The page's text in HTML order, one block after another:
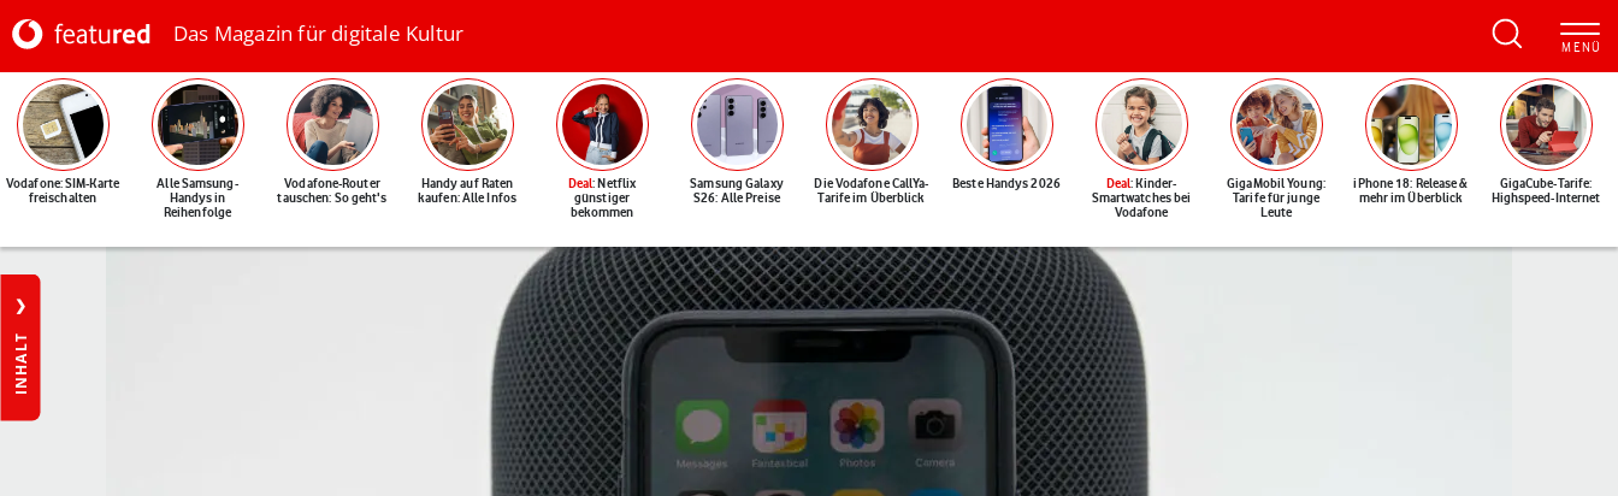
Das Magazin für digitale Kultur
Vodafone: SIM-Karte
freischalten
Alle Samsung-
Handys in
Reihenfolge
Vodafone-Router
tauschen: So geht's
Handy auf Raten
kaufen: Alle Infos
Deal: Netflix
günstiger
bekommen
Samsung Galaxy
S26: Alle Preise
Die Vodafone CallYa-
Tarife im Überblick
Beste Handys 2026 Deal: Kinder-
Smartwatches bei
Vodafone
GigaMobil Young:
Tarife für junge
Leute
iPhone 18: Release &
mehr im Überblick
GigaCube-Tarife:
Highspeed-Internet
INHALT